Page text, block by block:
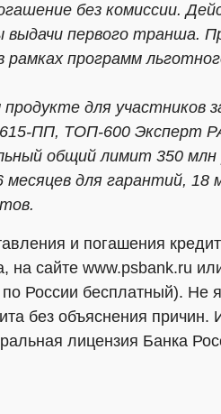
без комиссии.
выдачи первого транша.
программ
для участников
615-ПП, ТОП-600 Эксперт
общий лимит 350 млн
для гарантий, 18
и погашения
на сайте www.psbank.ru
России бесплатный). Не
без объяснения
лицензия Банка